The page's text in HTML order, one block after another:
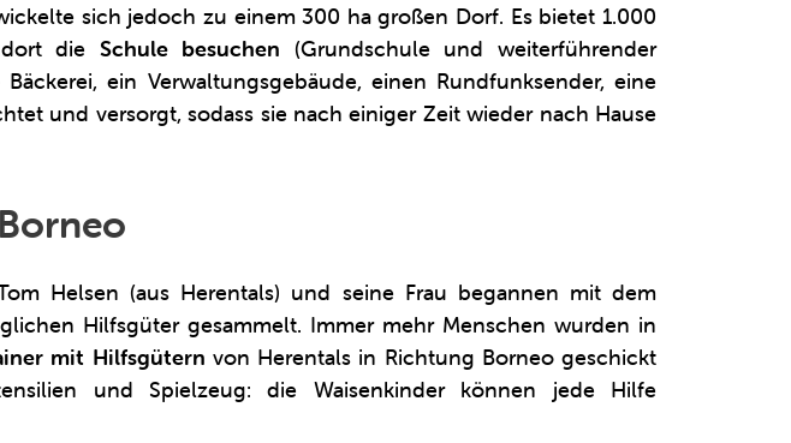
sich jedoch zu einem 300 ha großen Dorf. Es bietet 1.000
die Schule besuchen (Grundschule und weiterführender
ein Verwaltungsgebäude, einen Rundfunksender, eine
und versorgt, sodass sie nach einiger Zeit wieder nach Hause
Helsen (aus Herentals) und seine Frau begannen mit dem
Hilfsgüter gesammelt. Immer mehr Menschen wurden in
mit Hilfsgütern von Herentals in Richtung Borneo geschickt
und Spielzeug: die Waisenkinder können jede Hilfe